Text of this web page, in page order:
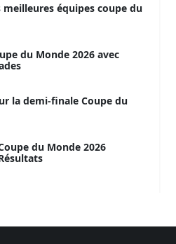
meilleures équipes coupe du
du Monde 2026 avec
la demi-finale Coupe du
du Monde 2026